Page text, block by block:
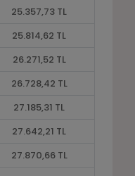
25.357,73 TL
25.814,62 TL
26.271,52 TL
26.728,42 TL
27.185,31 TL
27.642,21 TL
27.870,66 TL